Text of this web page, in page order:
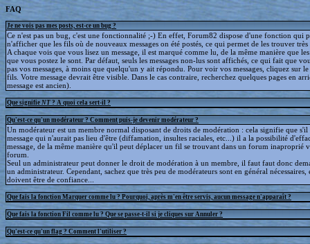
FAQ
Je ne vois pas mes posts, est-ce un bug ?
Ce n'est pas un bug, c'est une fonctionnalité ;-) En effet, Forum82 dispose d'une fonction qui
n'afficher que les fils où de nouveaux messages on été postés, ce qui permet de les trouver
A chaque vois que vous lisez un message, il est marqué comme lu, de la même manière que les
que vous postez le sont. Par défaut, seuls les messages non-lus sont affichés, ce qui fait que
pas vos messages, à moins que quelqu'un y ait répondu. Pour voir vos messages, cliquez sur
fils. Votre message devrait être visible. Dans le cas contraire, recherchez quelques pages en
message est ancien).
Que signifie NT ? A quoi cela sert-il ?
Qu'est-ce qu'un modérateur ? Comment puis-je devenir modérateur ?
Un modérateur est un membre normal disposant de droits de modération : cela signifie que
message qui n'aurait pas lieu d'être (diffamation, insultes raciales, etc...) il a la possibilité
message, de la même manière qu'il peut déplacer un fil se trouvant dans un forum inaproprié
forum.
Seul un administrateur peut donner le droit de modération à un membre, il faut faut donc
un administrateur. Cependant, sachez que très peu de modérateurs sont en général nécessaires,
doivent être de confiance...
Que fais la fonction Marquer comme lu ? Pourquoi, après m'en être servis, aucun message n'apparaît ?
Que fais la fonction Fil comme lu ? Que se passe-t-il si je cliques sur Annuler ?
Qu'est-ce qu'un flag ? Comment l'utiliser ?